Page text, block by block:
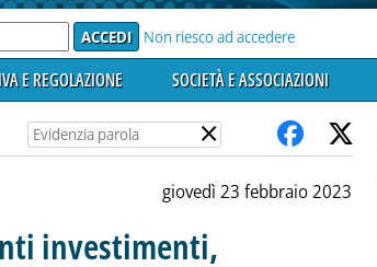
Non riesco ad accedere
E REGOLAZIONE SOCIETÀ E ASSOCIAZIONI
×
giovedì 23 febbraio 2023
investimenti,